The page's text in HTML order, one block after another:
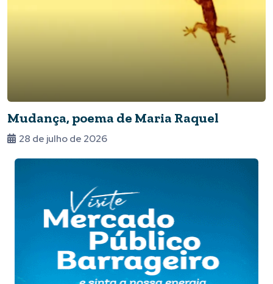
Mudança, poema de Maria Raquel
28 de julho de 2026